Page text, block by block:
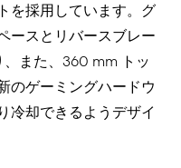
を採用しています。グ
ースとリバースブレー
、また、360 mm トッ
のゲーミングハードウ
冷却できるようデザイ